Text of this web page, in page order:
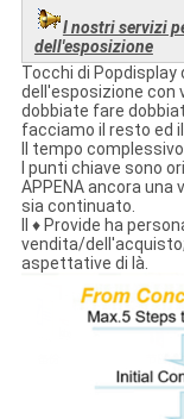
I nostri servizi
dell'esposizione
Tocchi di Popdisplay
dell'esposizione con
dobbiate fare
facciamo il resto ed
Il tempo
I punti chiave sono
APPENA ancora
sia continuato.
Il ♦ Provide ha
vendita/
aspettative di là.